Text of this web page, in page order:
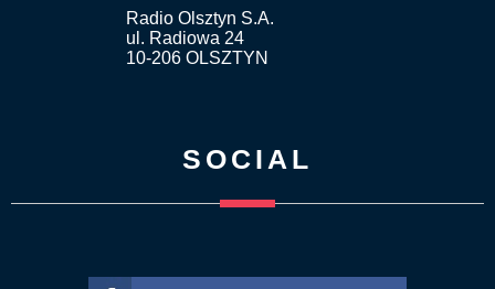
Radio Olsztyn S.A.
ul. Radiowa 24
10-206 OLSZTYN
SOCIAL